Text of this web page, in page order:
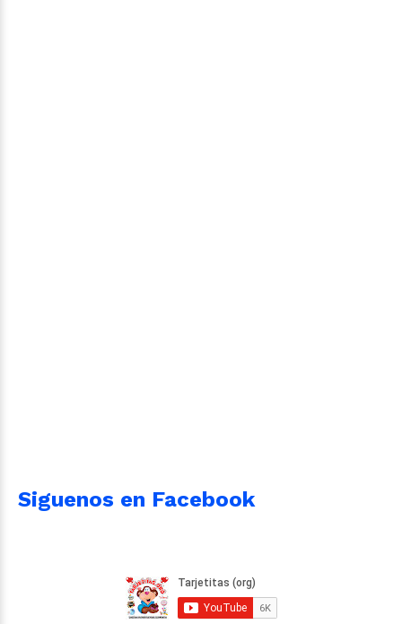
Siguenos en Facebook